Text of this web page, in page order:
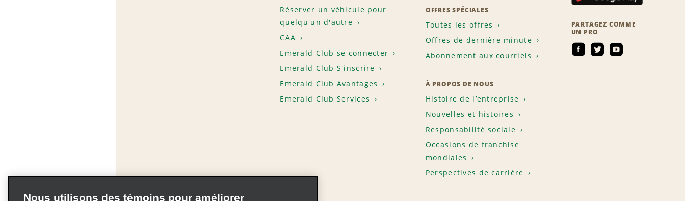
Réserver un véhicule pour
quelqu'un d'autre
CAA
Emerald Club se connecter
Emerald Club S'inscrire
Emerald Club Avantages
Emerald Club Services
OFFRES SPÉCIALES
Toutes les offres
Offres de dernière minute
Abonnement aux courriels
À PROPOS DE NOUS
Histoire de l’entreprise
Nouvelles et histoires
Responsabilité sociale
Occasions de franchise
mondiales
Perspectives de carrière
PARTAGEZ COMME
UN PRO
Nous utilisons des témoins pour améliorer